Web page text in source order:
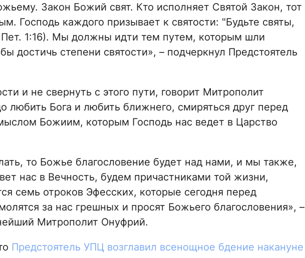
Закон Божий свят. Кто исполняет Святой Закон, тот
Господь каждого призывает к святости: "Будьте святы,
1:16). Мы должны идти тем путем, которым шли
достичь степени святости», – подчеркнул Предстоятель
и не свернуть с этого пути, говорит Митрополит
любить Бога и любить ближнего, смиряться друг перед
Божиим, которым Господь нас ведет в Царство
то Божье благословение будет над нами, и мы также,
нас в Вечность, будем причастниками той жизни,
семь отроков Эфесских, которые сегодня перед
за нас грешных и просят Божьего благословения», –
Митрополит Онуфрий.
Предстоятель УПЦ возглавил всенощное бдение накануне